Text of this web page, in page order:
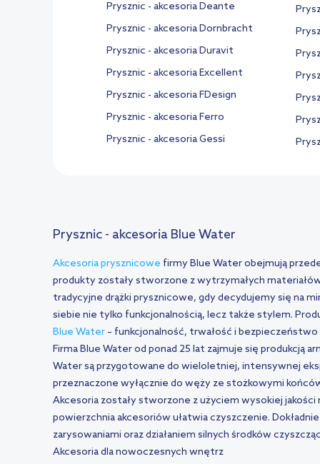
Prysznic - akcesoria Deante
Prysznic - akcesoria Dornbracht
Prysznic - akcesoria Duravit
Prysznic - akcesoria Excellent
Prysznic - akcesoria FDesign
Prysznic - akcesoria Ferro
Prysznic - akcesoria Gessi
Prysznic - akcesoria Blue Water
Akcesoria prysznicowe firmy Blue Water obejmują
produkty zostały stworzone z wytrzymałych
tradycyjne drążki prysznicowe, gdy decydujemy się na
siebie nie tylko funkcjonalnością, lecz także stylem.
Blue Water – funkcjonalność, trwałość i bezpieczeństwo
Firma Blue Water od ponad 25 lat zajmuje się produkcją
Water są przygotowane do wieloletniej, intensywnej
przeznaczone wyłącznie do węży ze stożkowymi
Akcesoria zostały stworzone z użyciem wysokiej
powierzchnia akcesoriów ułatwia czyszczenie.
zarysowaniami oraz działaniem silnych środków
Akcesoria dla nowoczesnych wnętrz